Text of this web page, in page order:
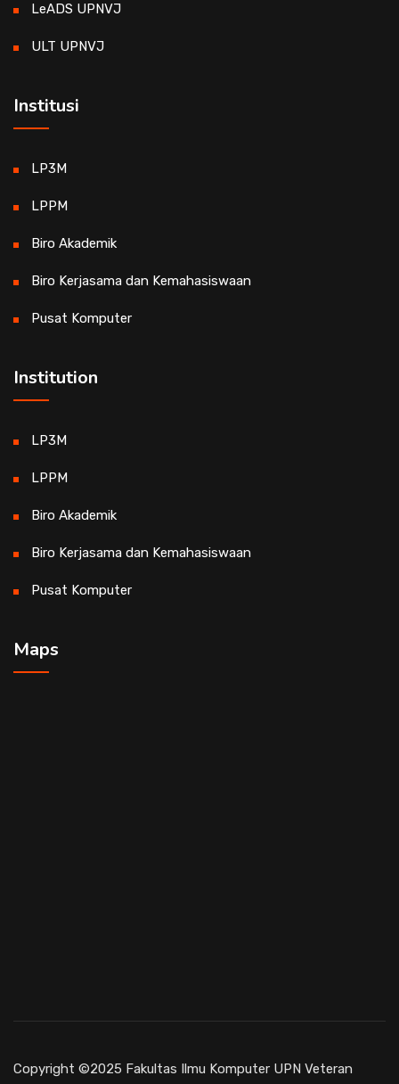
LeADS UPNVJ
ULT UPNVJ
Institusi
LP3M
LPPM
Biro Akademik
Biro Kerjasama dan Kemahasiswaan
Pusat Komputer
Institution
LP3M
LPPM
Biro Akademik
Biro Kerjasama dan Kemahasiswaan
Pusat Komputer
Maps
Copyright ©2025 Fakultas Ilmu Komputer UPN Veteran